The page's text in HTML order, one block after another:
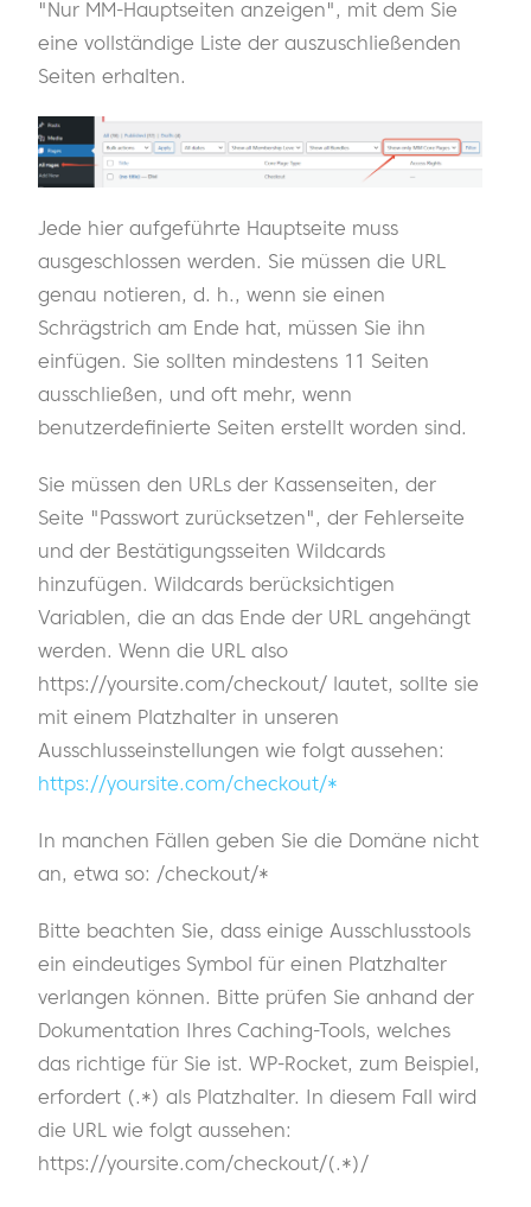
"Nur MM-Hauptseiten anzeigen", mit dem Sie
eine vollständige Liste der auszuschließenden
Seiten erhalten.
Jede hier aufgeführte Hauptseite muss
ausgeschlossen werden. Sie müssen die URL
genau notieren, d. h., wenn sie einen
Schrägstrich am Ende hat, müssen Sie ihn
einfügen. Sie sollten mindestens 11 Seiten
ausschließen, und oft mehr, wenn
benutzerdefinierte Seiten erstellt worden sind.
Sie müssen den URLs der Kassenseiten, der
Seite "Passwort zurücksetzen", der Fehlerseite
und der Bestätigungsseiten Wildcards
hinzufügen. Wildcards berücksichtigen
Variablen, die an das Ende der URL angehängt
werden. Wenn die URL also
https://yoursite.com/checkout/ lautet, sollte sie
mit einem Platzhalter in unseren
Ausschlusseinstellungen wie folgt aussehen:
https://yoursite.com/checkout/*
In manchen Fällen geben Sie die Domäne nicht
an, etwa so: /checkout/*
Bitte beachten Sie, dass einige Ausschlusstools
ein eindeutiges Symbol für einen Platzhalter
verlangen können. Bitte prüfen Sie anhand der
Dokumentation Ihres Caching-Tools, welches
das richtige für Sie ist. WP-Rocket, zum Beispiel,
erfordert (.*) als Platzhalter. In diesem Fall wird
die URL wie folgt aussehen:
https://yoursite.com/checkout/(.*)/